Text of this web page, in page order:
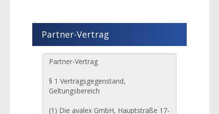
Partner-Vertrag